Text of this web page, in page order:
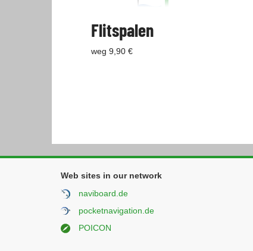
Flitspalen
weg 9,90 €
Web sites in our network
naviboard.de
pocketnavigation.de
POICON